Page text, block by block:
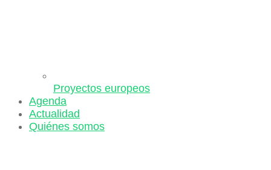
Proyectos europeos
Agenda
Actualidad
Quiénes somos